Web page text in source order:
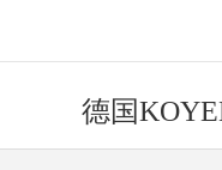
德国